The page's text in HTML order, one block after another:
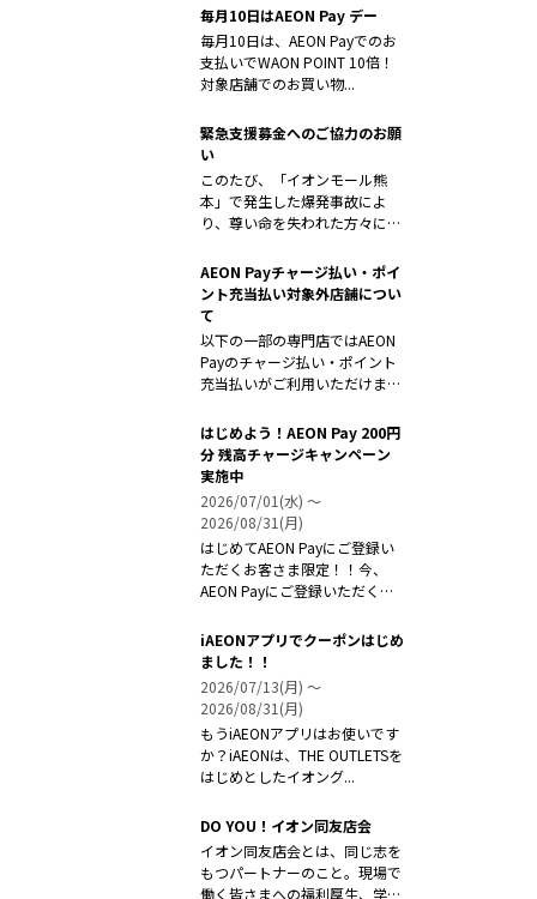
毎月10日はAEON Pay デー
毎月10日は、AEON Payでのお
支払いでWAON POINT 10倍！
対象店舗でのお買い物...
緊急支援募金へのご協力のお願
い
このたび、「イオンモール熊
本」で発生した爆発事故によ
り、尊い命を失われた方々に対
AEON Payチャージ払い・ポイ
ント充当払い対象外店舗につい
て
以下の一部の専門店ではAEON
Payのチャージ払い・ポイント
充当払いがご利用いただけませ
はじめよう！AEON Pay 200円
分 残高チャージキャンペーン
実施中
2026/07/01(水) 〜
2026/08/31(月)
はじめてAEON Payにご登録い
ただくお客さま限定！！今、
AEON Payにご登録いただく
iAEONアプリでクーポンはじめ
ました！！
2026/07/13(月) 〜
2026/08/31(月)
もうiAEONアプリはお使いです
か？iAEONは、THE OUTLETSを
はじめとしたイオング...
DO YOU！イオン同友店会
イオン同友店会とは、同じ志を
もつパートナーのこと。現場で
働く皆さまへの福利厚生、学習